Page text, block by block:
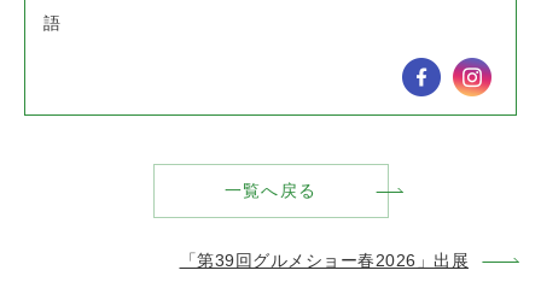
語
一覧へ戻る
「第39回グルメショー春2026」出展